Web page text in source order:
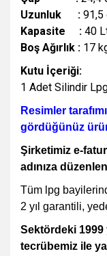
Uzunluk : 91,5
Kapasite : 40
Boş Ağırlık : 17
Kutu İçeriği:
1 Adet Silindir
Resimler
gördüğünüz
Şirketimiz e-
adınıza
Tüm lpg
2 yıl garantili,
Sektördeki 1999
tecrübemiz ile